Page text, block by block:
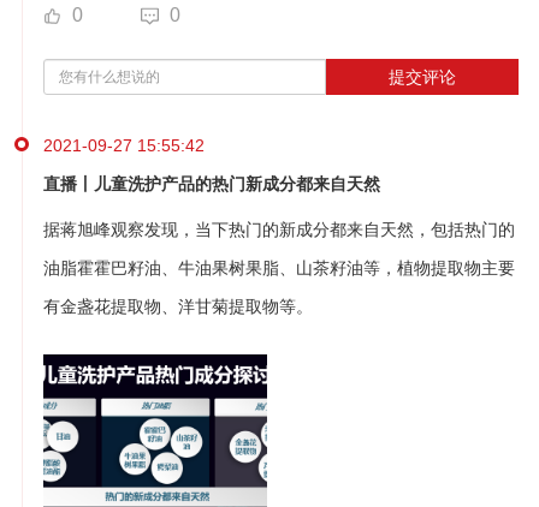
0 0
提交评论
2021-09-27 15:55:42
直播丨儿童洗护产品的热门新成分都来自天然
据蒋旭峰观察发现，当下热门的新成分都来自天然，包括热门的
油脂霍霍巴籽油、牛油果树果脂、山茶籽油等，植物提取物主要
有金盏花提取物、洋甘菊提取物等。